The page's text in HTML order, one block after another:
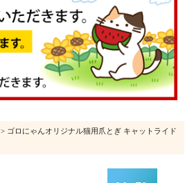
> ゴロにゃんオリジナル猫用爪とぎ キャットライド